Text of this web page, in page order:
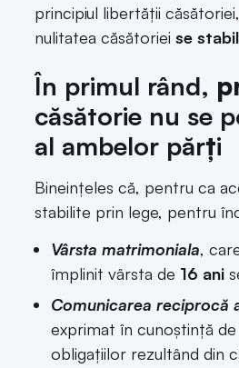
principiul libertății căsătoriei,
nulitatea căsătoriei se
În primul rând,
căsătorie nu se
al ambelor părți
Bineințeles că, pentru ca
stabilite prin lege, pentru
Vârsta matrimoniala,
împlinit vârsta de 16 ani
Comunicarea reciprocă
exprimat în cunoștință
obligațiilor rezultând din